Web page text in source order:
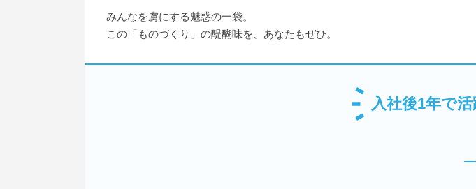
みんなを虜にする魅惑の一袋。
この「ものづくり」の醍醐味を、あなたもぜひ。
入社後1年で